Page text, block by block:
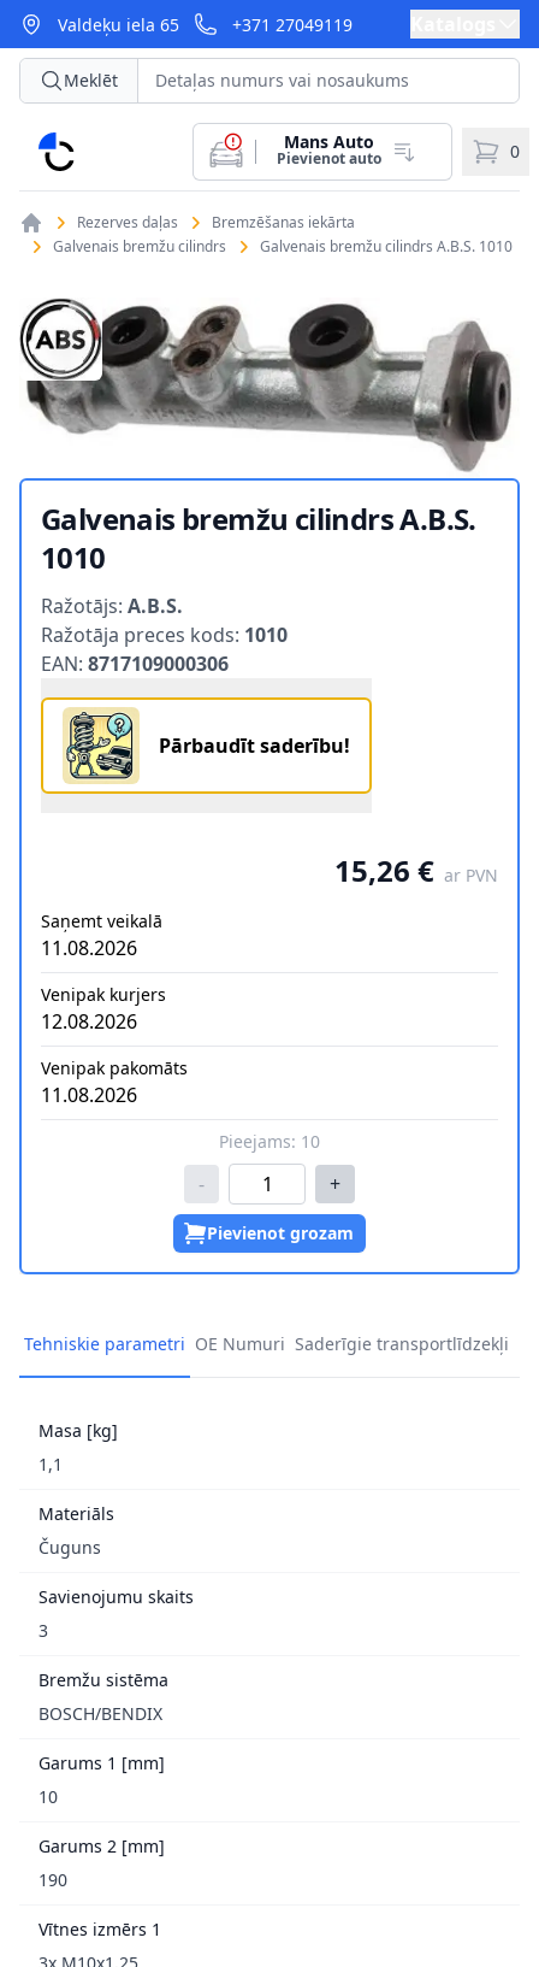
Valdeķu iela 65 +371 27049119
CarParts
Meklēt
Mans Auto
Pievienot auto 0
Rezerves daļas
Bremzēšanas iekārta
Galvenais bremžu cilindrs
Galvenais bremžu cilindrs A.B.S. 1010
Galvenais bremžu cilindrs A.B.S.
1010
Ražotājs: A.B.S.
Ražotāja preces kods: 1010
EAN: 8717109000306
Pārbaudīt saderību!
15,26 € ar PVN
Saņemt veikalā
11.08.2026
Venipak kurjers
12.08.2026
Venipak pakomāts
11.08.2026
Pieejams: 10
- +
Pievienot grozam
Tehniskie parametri OE Numuri Saderīgie transportlīdzekļi
Masa [kg]
1,1
Materiāls
Čuguns
Savienojumu skaits
3
Bremžu sistēma
BOSCH/BENDIX
Garums 1 [mm]
10
Garums 2 [mm]
190
Vītnes izmērs 1